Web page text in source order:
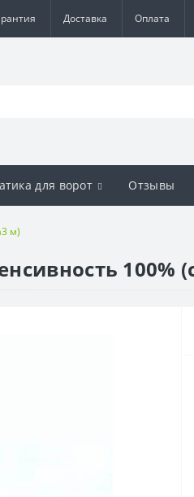
Доставка Оплата
для ворот Отзывы
м)
100%